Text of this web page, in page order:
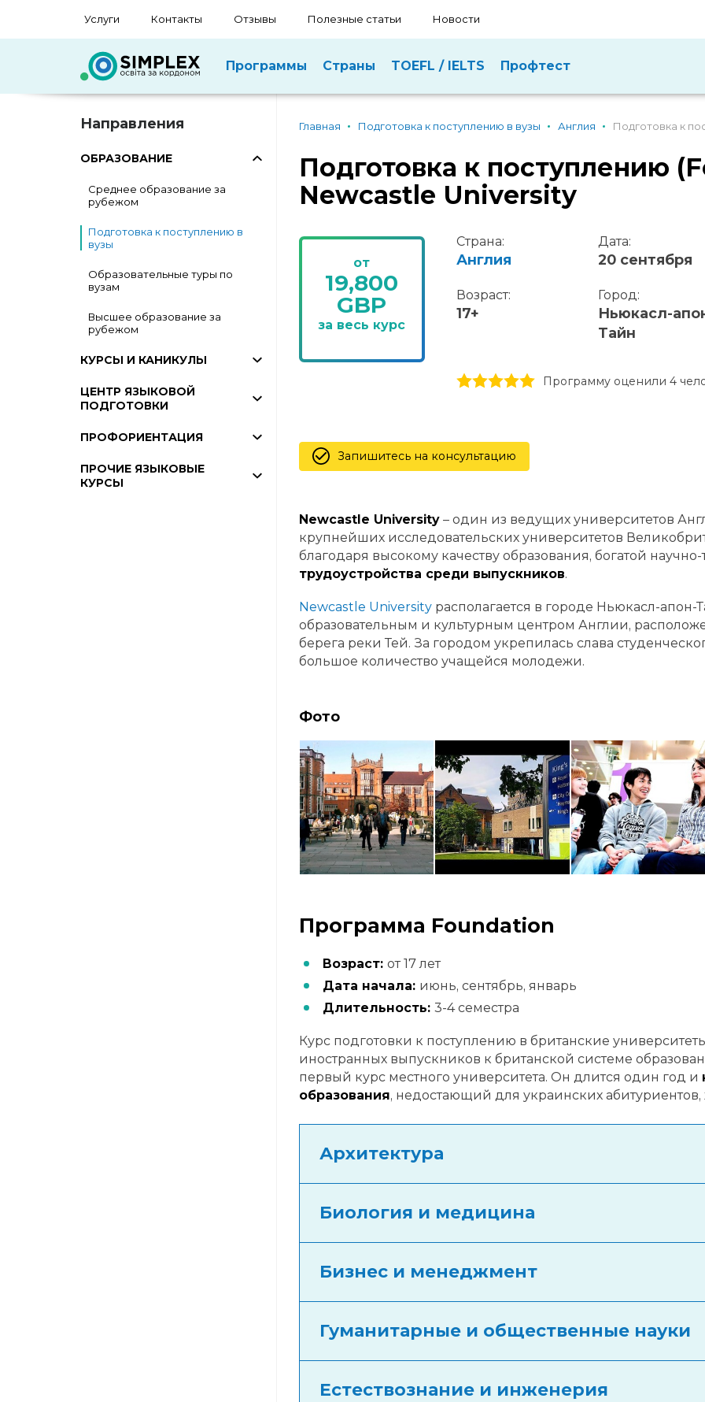
Услуги Контакты Отзывы Полезные статьи Новости
Программы Страны TOEFL / IELTS Профтест
Направления
ОБРАЗОВАНИЕ
Среднее образование за
рубежом
Подготовка к поступлению в
вузы
Образовательные туры по
вузам
Высшее образование за
рубежом
КУРСЫ И КАНИКУЛЫ
ЦЕНТР ЯЗЫКОВОЙ
ПОДГОТОВКИ
ПРОФОРИЕНТАЦИЯ
ПРОЧИЕ ЯЗЫКОВЫЕ
КУРСЫ
Главная Подготовка к поступлению в вузы Англия Подготовка к
Подготовка к поступлению
Newcastle University
от
19,800
GBP
за весь курс
Страна:
Англия
Дата:
20 сентября
Возраст:
17+
Город:
Ньюкасл-
Тайн
5 stars
4 stars
3 stars
2 stars
1 stars Программу оценили 4
Запишитесь на консультацию
Newcastle University – один из ведущих университетов
крупнейших исследовательских университетов
благодаря высокому качеству образования, богатой
трудоустройства среди выпускников.
Newcastle Universityрасполагается в городе Ньюкасл-
образовательным и культурным центром Англии,
берега реки Тей. За городом укрепилась слава
большое количество учащейся молодежи.
Фото
Программа Foundation
Возраст: от 17 лет
Дата начала: июнь, сентябрь, январь
Длительность: 3-4 семестра
Курс подготовки к поступлению в британские
иностранных выпускников к британской системе
первый курс местного университета. Он длится один год и
образования, недостающий для украинских
Архитектура
Биология и медицина
Бизнес и менеджмент
Гуманитарные и общественные науки
Естествознание и инженерия